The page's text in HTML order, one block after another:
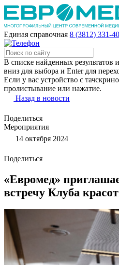
Единая справочная 8 (3812) 331-
В списке найденных результатов
вниз для выбора и Enter для
Если у вас устройство с
пролистывание или нажатие.
Назад в новости
Поделиться
Мероприятия
14 октября 2024
Поделиться
«Евромед»
встречу Клуба